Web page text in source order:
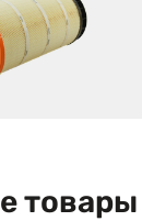
товары